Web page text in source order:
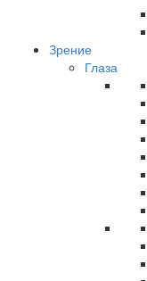
Зрение
Глаза